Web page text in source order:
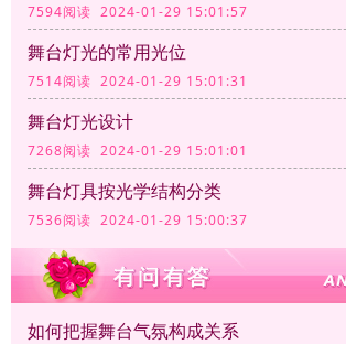
7594阅读 2024-01-29 15:01:57
舞台灯光的常用光位
7514阅读 2024-01-29 15:01:31
舞台灯光设计
7268阅读 2024-01-29 15:01:01
舞台灯具按光学结构分类
7536阅读 2024-01-29 15:00:37
如何把握舞台气氛构成关系